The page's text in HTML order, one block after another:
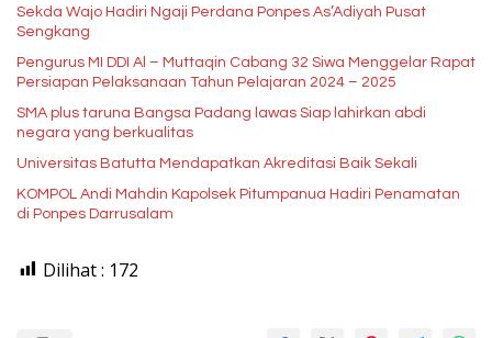
Sekda Wajo Hadiri Ngaji Perdana Ponpes As’Adiyah Pusat
Sengkang
Pengurus MI DDI Al – Muttaqin Cabang 32 Siwa Menggelar Rapat
Persiapan Pelaksanaan Tahun Pelajaran 2024 – 2025
SMA plus taruna Bangsa Padang lawas Siap lahirkan abdi
negara yang berkualitas
Universitas Batutta Mendapatkan Akreditasi Baik Sekali
KOMPOL Andi Mahdin Kapolsek Pitumpanua Hadiri Penamatan
di Ponpes Darrusalam
Dilihat : 172